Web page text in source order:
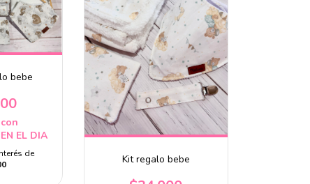
bebe
con
EL DIA
de
Kit regalo bebe